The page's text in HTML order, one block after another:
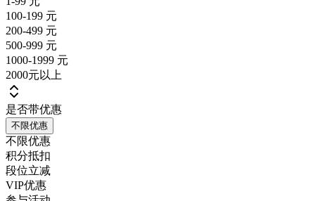
100-199 元
200-499 元
500-999 元
1000-1999 元
2000元以上
是否带优惠
不限优惠
不限优惠
积分抵扣
段位立减
VIP优惠